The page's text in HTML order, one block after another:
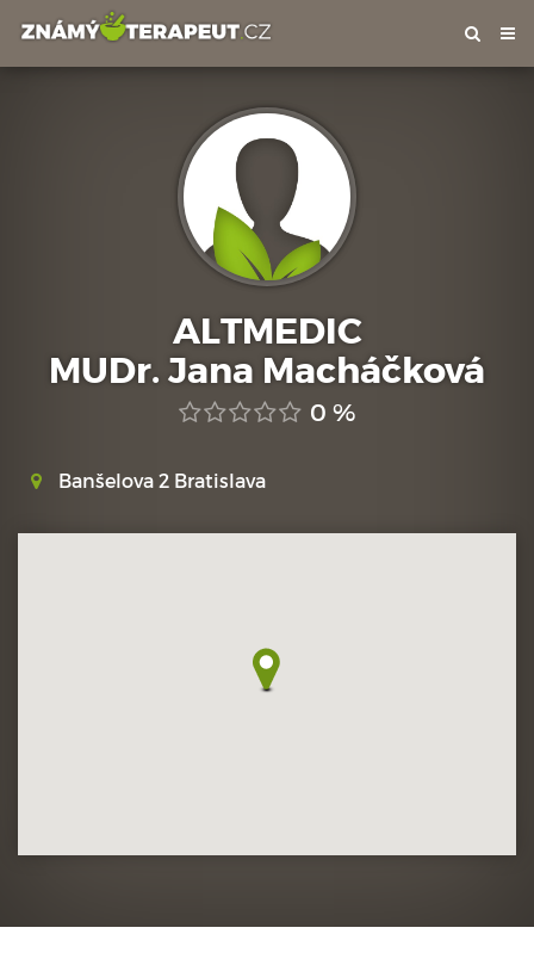
ALTMEDIC
MUDr. Jana Macháčková
0 %
Banšelova 2 Bratislava